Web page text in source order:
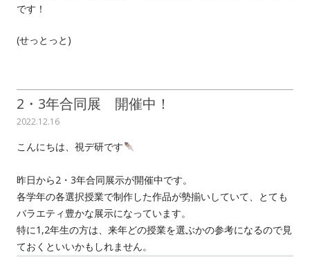
です！
(せっとっと)
2・3年合同展 開催中！
2022.12.16
こんにちは、視デ研です
昨日から2・3年合同展示が開催中です。
各学年の各選択授業で制作した作品が勢揃いしていて、とても
バラエティ豊かな展示になっています。
特に1,2年生の方は、来年どの授業を選ぶかの参考になるので見
ておくといいかもしれません。